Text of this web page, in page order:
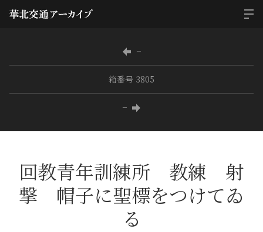
−
箱番号 3805
−
回教青年訓練所 教練 射
撃 帽子に聖標をつけてゐ
る